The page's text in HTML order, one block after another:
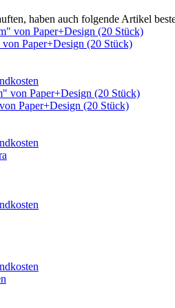
haben auch folgende Artikel
Paper+Design (20 Stück)
Paper+Design (20 Stück)